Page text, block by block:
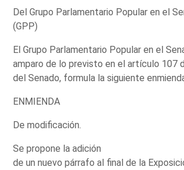
Del Grupo Parlamentario Popular en el
(GPP)
El Grupo Parlamentario Popular en el
amparo de lo previsto en el artículo 107
del Senado, formula la siguiente
ENMIENDA
De modificación.
Se propone la adición
de un nuevo párrafo al final de la